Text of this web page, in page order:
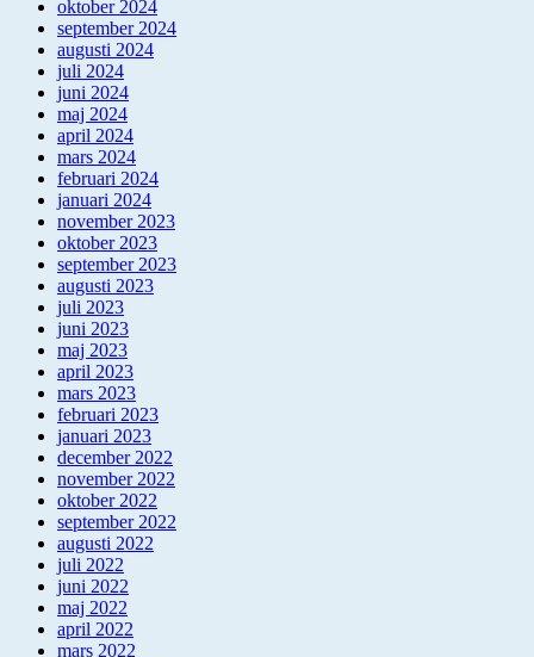
oktober 2024
september 2024
augusti 2024
juli 2024
juni 2024
maj 2024
april 2024
mars 2024
februari 2024
januari 2024
november 2023
oktober 2023
september 2023
augusti 2023
juli 2023
juni 2023
maj 2023
april 2023
mars 2023
februari 2023
januari 2023
december 2022
november 2022
oktober 2022
september 2022
augusti 2022
juli 2022
juni 2022
maj 2022
april 2022
mars 2022